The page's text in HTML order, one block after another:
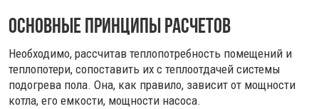
Основные принципы расчетов
Необходимо, рассчитав теплопотребность помещений и
теплопотери, сопоставить их с теплоотдачей системы
подогрева пола. Она, как правило, зависит от мощности
котла, его емкости, мощности насоса.